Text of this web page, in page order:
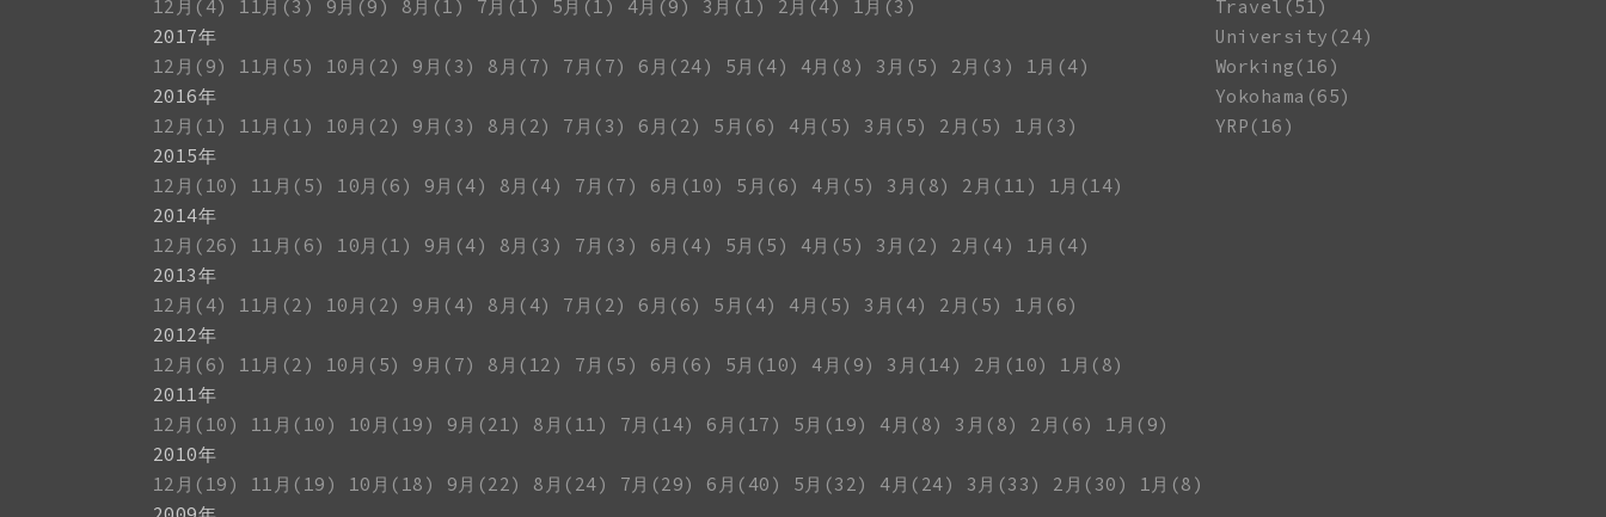
12月(4)
11月(3) 9月(9) 8月(1) 7月(1) 5月(1) 4月(9) 3月(1) 2月(4)
1月(3)
2017年
12月(9)
11月(5) 10月(2) 9月(3) 8月(7) 7月(7) 6月(24) 5月(4) 4月(8) 3月(5) 2月(3)
1月(4)
2016年
12月(1)
11月(1) 10月(2) 9月(3) 8月(2) 7月(3) 6月(2) 5月(6) 4月(5) 3月(5) 2月(5)
1月(3)
2015年
12月(10)
11月(5) 10月(6) 9月(4) 8月(4) 7月(7) 6月(10) 5月(6) 4月(5) 3月(8) 2月(11)
1月(14)
2014年
12月(26)
11月(6) 10月(1) 9月(4) 8月(3) 7月(3) 6月(4) 5月(5) 4月(5) 3月(2) 2月(4)
1月(4)
2013年
12月(4)
11月(2) 10月(2) 9月(4) 8月(4) 7月(2) 6月(6) 5月(4) 4月(5) 3月(4) 2月(5)
1月(6)
2012年
12月(6)
11月(2) 10月(5) 9月(7) 8月(12) 7月(5) 6月(6) 5月(10) 4月(9) 3月(14) 2月(10)
1月(8)
2011年
12月(10)
11月(10) 10月(19) 9月(21) 8月(11) 7月(14) 6月(17) 5月(19) 4月(8) 3月(8) 2月(6)
1月(9)
2010年
12月(19)
11月(19) 10月(18) 9月(22) 8月(24) 7月(29) 6月(40) 5月(32) 4月(24) 3月(33) 2月(30)
1月(8)
Travel(51)
University(24)
Working(16)
Yokohama(65)
YRP(16)